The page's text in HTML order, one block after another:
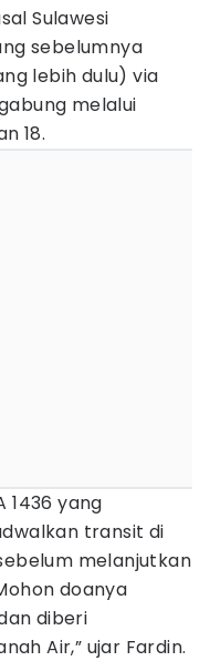
Sulawesi
sebelumnya
lebih dulu) via
melalui
18.
1436 yang
transit di
melanjutkan
doanya
diberi
Air,” ujar Fardin.